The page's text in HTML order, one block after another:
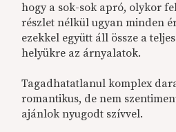
hogy a sok-sok apró, olykor
részlet nélkül ugyan minden
ezekkel együtt áll össze a
helyükre az árnyalatok.
Tagadhatatlanul komplex
romantikus, de nem
ajánlok nyugodt szívvel.